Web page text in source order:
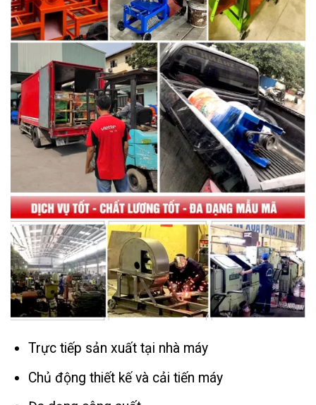
Trực tiếp sản xuất tại nhà máy
Chủ động thiết kế và cải tiến máy